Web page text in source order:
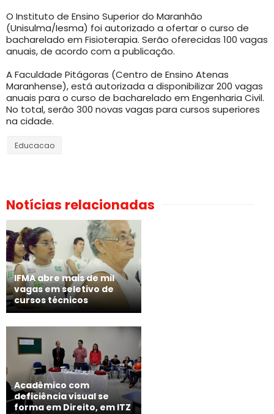
O Instituto de Ensino Superior do Maranhão
(Unisulma/Iesma) foi autorizado a ofertar o curso de
bacharelado em Fisioterapia. Serão oferecidas 100 vagas
anuais, de acordo com a publicação.
A Faculdade Pitágoras (Centro de Ensino Atenas
Maranhense), está autorizada a disponibilizar 200 vagas
anuais para o curso de bacharelado em Engenharia Civil.
No total, serão 300 novas vagas para cursos superiores
na cidade.
Educacao
Notícias relacionadas
IFMA abre mais de mil
vagas em seletivo de
cursos técnicos
Acadêmico com
deficiência visual se
forma em Direito, em ITZ